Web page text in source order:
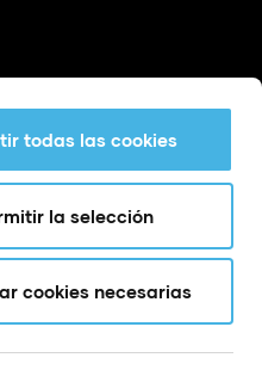
todas las cookies
la selección
cookies necesarias